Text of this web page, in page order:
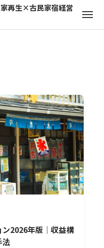
再生×古民家宿経営
2026年版｜収益構
法